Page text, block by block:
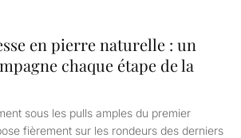
en pierre naturelle : un
chaque étape de la
sous les pulls amples du premier
fièrement sur les rondeurs des derniers